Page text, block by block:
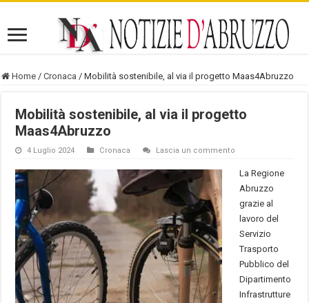
Home / Cronaca / Mobilità sostenibile, al via il progetto Maas4Abruzzo
Mobilità sostenibile, al via il progetto
Maas4Abruzzo
4 Luglio 2024 Cronaca Lascia un commento
La Regione
Abruzzo
grazie al
lavoro del
Servizio
Trasporto
Pubblico del
Dipartimento
Infrastrutture